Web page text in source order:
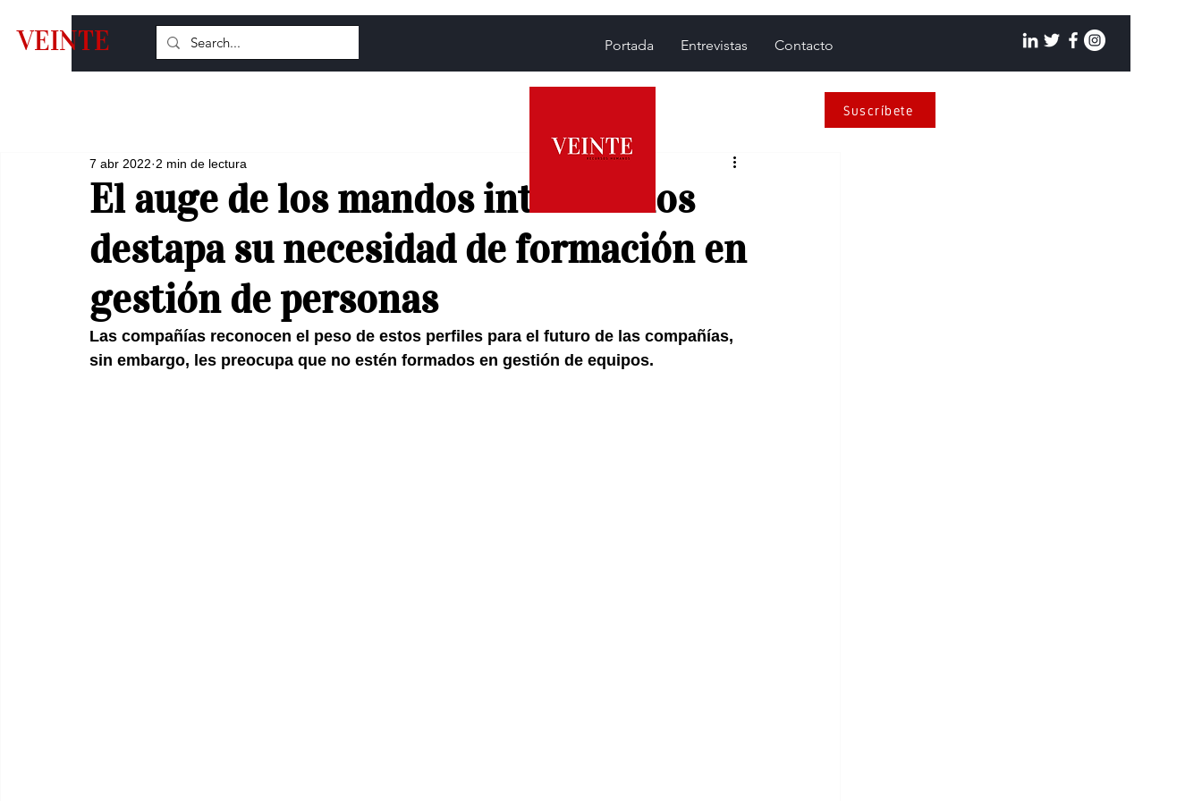
VEINTE Portada Entrevistas Contacto
El auge de los mandos intermedios
destapa su necesidad de formación en
gestión de personas
7 abr 2022 2 min de lectura
Las compañías reconocen el peso de estos perfiles para el futuro de las compañías,
sin embargo, les preocupa que no estén formados en gestión de equipos.
Suscríbete